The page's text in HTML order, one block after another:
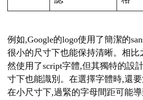
例如,Google的logo使用了簡潔的
很小的尺寸下也能保持清晰。相比
然使用了script字體,但其獨特的設
寸下也能識別。在選擇字體時,還要
在小尺寸下,過緊的字母間距可能